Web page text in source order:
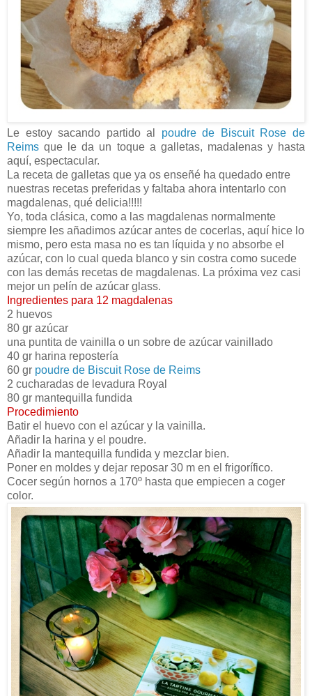
Le estoy sacando partido al poudre de Biscuit Rose de
Reims que le da un toque a galletas, madalenas y hasta
aquí, espectacular.
La receta de galletas que ya os enseñé ha quedado entre
nuestras recetas preferidas y faltaba ahora intentarlo con
magdalenas, qué delicia!!!!!
Yo, toda clásica, como a las magdalenas normalmente
siempre les añadimos azúcar antes de cocerlas, aquí hice lo
mismo, pero esta masa no es tan líquida y no absorbe el
azúcar, con lo cual queda blanco y sin costra como sucede
con las demás recetas de magdalenas. La próxima vez casi
mejor un pelín de azúcar glass.
Ingredientes para 12 magdalenas
2 huevos
80 gr azúcar
una puntita de vainilla o un sobre de azúcar vainillado
40 gr harina repostería
60 gr poudre de Biscuit Rose de Reims
2 cucharadas de levadura Royal
80 gr mantequilla fundida
Procedimiento
Batir el huevo con el azúcar y la vainilla.
Añadir la harina y el poudre.
Añadir la mantequilla fundida y mezclar bien.
Poner en moldes y dejar reposar 30 m en el frigorífico.
Cocer según hornos a 170º hasta que empiecen a coger
color.